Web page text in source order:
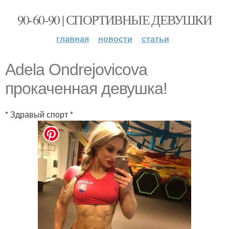
90-60-90 | СПОРТИВНЫЕ ДЕВУШКИ
главная новости статьи
Аdela Ondrejovicova
прокаченная девушка!
* Здравый спорт *